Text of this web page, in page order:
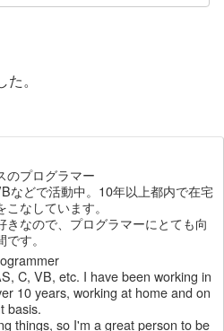
。
のプログラマー
などで活動中。10年以上都内で在宅
なしています。
きなので、プログラマーにとても向
す。
C, VB, etc. I have been working in
10 years, working at home and on
basis.
things, so I'm a great person to be